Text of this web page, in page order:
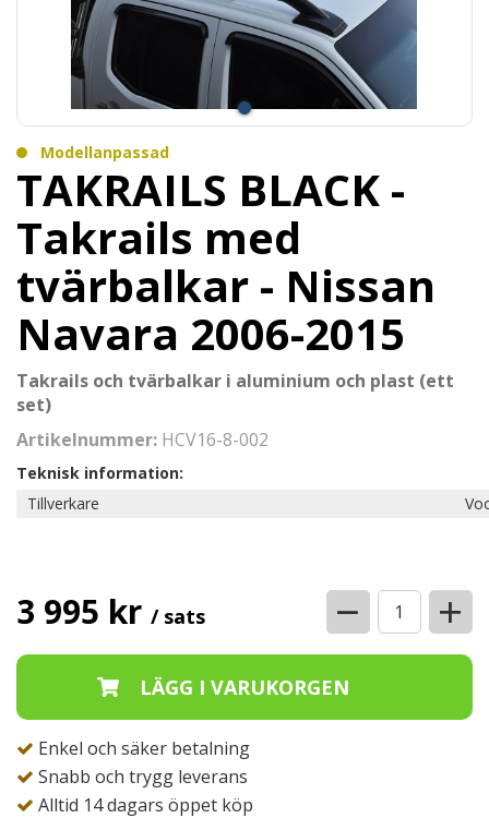
Modellanpassad
TAKRAILS BLACK -
Takrails med
tvärbalkar - Nissan
Navara 2006-2015
Takrails och tvärbalkar i aluminium och plast (ett
set)
Artikelnummer: HCV16-8-002
Teknisk information:
Tillverkare
3 995 kr / sats − +
Enkel och säker betalning
Snabb och trygg leverans
Alltid 14 dagars öppet köp